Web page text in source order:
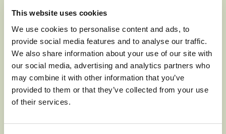
This website uses cookies
We use cookies to personalise content and ads, to
provide social media features and to analyse our traffic.
We also share information about your use of our site with
our social media, advertising and analytics partners who
may combine it with other information that you’ve
provided to them or that they’ve collected from your use
of their services.